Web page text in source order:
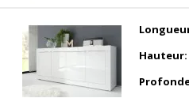
Hauteur: